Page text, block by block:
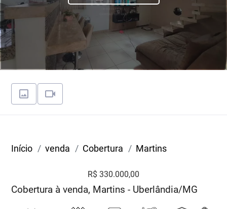
Início venda Cobertura Martins
R$ 330.000,00
Cobertura à venda, Martins - Uberlândia/MG